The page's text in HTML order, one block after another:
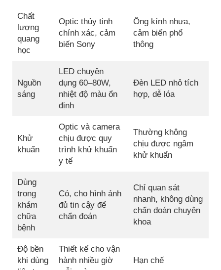
Chất
lượng
quang
học
Optic thủy tinh
chính xác, cảm
biến Sony
Ống kính nhựa,
cảm biến phổ
thông
Nguồn
sáng
LED chuyên
dụng 60–80W,
nhiệt độ màu ổn
định
Đèn LED nhỏ tích
hợp, dễ lóa
Khử
khuẩn
Optic và camera
chịu được quy
trình khử khuẩn
y tế
Thường không
chịu được ngâm
khử khuẩn
Dùng
trong
khám
chữa
bệnh
Có, cho hình ảnh
đủ tin cậy để
chẩn đoán
Chỉ quan sát
nhanh, không dùng
chẩn đoán chuyên
khoa
Độ bền
khi dùng
Thiết kế cho vận
hành nhiều giờ
Hạn chế